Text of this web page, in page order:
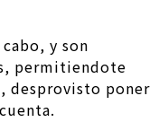
y son
permitiendote
desprovisto poner